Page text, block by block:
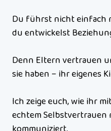
Du führst nicht einfach
du entwickelst
Denn Eltern vertrauen
sie haben – ihr eigenes
Ich zeige euch, wie ihr
echtem